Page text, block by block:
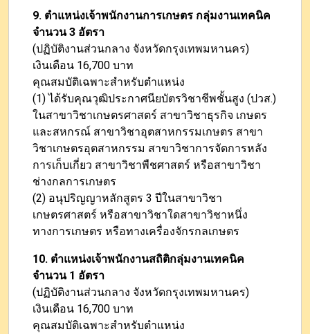
9. ตำแหน่งเจ้าพนักงานการเกษตร กลุ่มงานเทคนิค
จำนวน 3 อัตรา
(ปฏิบัติงานส่วนกลาง จังหวัดกรุงเทพมหานคร)
เงินเดือน 16,700 บาท
คุณสมบัติเฉพาะสำหรับตำแหน่ง
(1) ได้รับคุณวุฒิประกาศนียบัตรวิชาชีพชั้นสูง (ปวส.)
ในสาขาวิชาเกษตรศาสตร์ สาขาวิชาธุรกิจ เกษตร
และสหกรณ์ สาขาวิชาอุตสาหกรรมเกษตร สาขา
วิชาเกษตรอุตสาหกรรม สาขาวิชาการจัดการหลัง
การเก็บเกี่ยว สาขาวิชาพืชศาสตร์ หรือสาขาวิชา
ช่างกลการเกษตร
(2) อนุปริญญาหลักสูตร 3 ปีในสาขาวิชา
เกษตรศาสตร์ หรือสาขาวิชาใดสาขาวิชาหนึ่ง
ทางการเกษตร หรือทางเครื่องจักรกลเกษตร
10. ตำแหน่งเจ้าพนักงานสถิติกลุ่มงานเทคนิค
จำนวน 1 อัตรา
(ปฏิบัติงานส่วนกลาง จังหวัดกรุงเทพมหานคร)
เงินเดือน 16,700 บาท
คุณสมบัติเฉพาะสำหรับตำแหน่ง